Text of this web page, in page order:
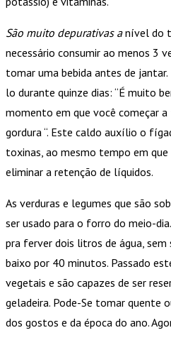
São muito depurativas anível do
necessário consumir ao menos 3
tomar uma bebida antes de
lo durante quinze dias: “É muito
momento em que você começar
gordura “. Este caldo auxílio o
toxinas, ao mesmo tempo em
eliminar a retenção de líquidos.
As verduras e legumes que são
ser usado para o forro do meio-
pra ferver dois litros de água,
baixo por 40 minutos. Passado
vegetais e são capazes de ser
geladeira. Pode-Se tomar quente
dos gostos e da época do ano.